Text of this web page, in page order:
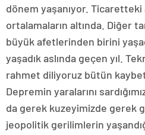
dönem yaşanıyor. Ticaretteki
ortalamaların altında. Diğer
büyük afetlerinden birini
yaşadık aslında geçen yıl.
rahmet diliyoruz bütün
Depremin yaralarını
da gerek kuzeyimizde gerek
jeopolitik gerilimlerin